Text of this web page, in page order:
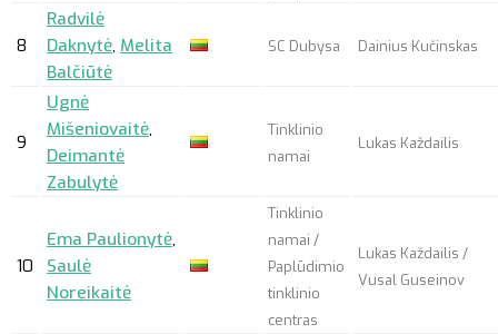
8
Radvilė
Daknytė, Melita
Balčiūtė
SC Dubysa Dainius Kučinskas
9
Ugnė
Mišeniovaitė,
Deimantė
Zabulytė
Tinklinio
namai
Lukas Každailis
10
Ema Paulionytė,
Saulė
Noreikaitė
Tinklinio
namai /
Paplūdimio
tinklinio
centras
Lukas Každailis /
Vusal Guseinov